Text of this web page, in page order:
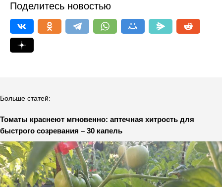
Поделитесь новостью
Больше статей:
Томаты краснеют мгновенно: аптечная хитрость для
быстрого созревания – 30 капель